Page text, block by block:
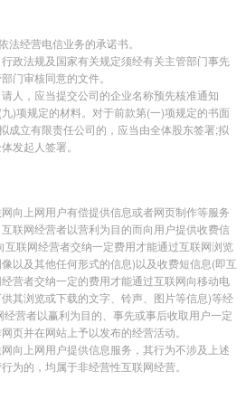
经营电信业务的承诺书。
政法规及国家有关规定须经有关主管部门事先
门审核同意的文件。
人，应当提交公司的企业名称预先核准通知
)项规定的材料。对于前款第(一)项规定的书面
成立有限责任公司的，应当由全体股东签署;拟
发起人签署。
向上网用户有偿提供信息或者网页制作等服务
联网经营者以营利为目的而向用户提供收费信
联网经营者交纳一定费用才能通过互联网浏览
以及其他任何形式的信息)以及收费短信息(即互
营者交纳一定的费用才能通过互联网向移动电
其浏览或下载的文字、铃声、图片等信息)等经
营者以赢利为目的、事先或事后收取用户一定
页并在网站上予以发布的经营活动。
向上网用户提供信息服务，其行为不涉及上述
为的，均属于非经营性互联网经营。